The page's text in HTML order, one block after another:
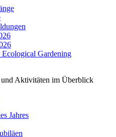
Gardening
und Aktivitäten im Überblick
Jahres